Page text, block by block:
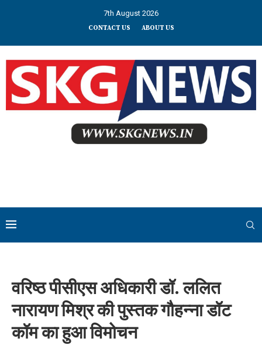
7th August 2026
CONTACT US ABOUT US
वरिष्ठ पीसीएस अधिकारी डॉ. ललित
नारायण मिश्र की पुस्तक गौहन्ना डॉट
कॉम का हुआ विमोचन